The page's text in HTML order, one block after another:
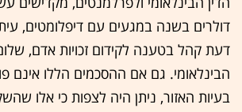
דולרים בשנה במגעים עם דיפלומטים,
דעת קהל בטענה לקידום זכויות אדם,
הבינלאומי. גם אם ההסכמים הללו אינם
בעיות האזור, ניתן היה לצפות כי אלו